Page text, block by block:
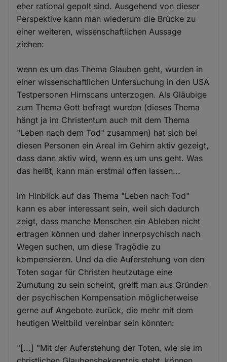
eher rational gepolt sind. Ausgehend von dieser
Perspektive kann man wiederum die Brücke zu
einer weiteren, wissenschaftlichen Aussage
ziehen:
wenn es um das Thema Glauben geht, wurden in
einer wissenschaftlichen Untersuchung in den USA
Testpersonen Hirnscans unterzogen. Als Gläubige
zum Thema Gott befragt wurden (dieses Thema
hängt ja im Christentum auch mit dem Thema
"Leben nach dem Tod" zusammen) hat sich bei
diesen Personen ein Areal im Gehirn aktiv gezeigt,
dass dann aktiv wird, wenn es um uns geht. Was
das heißt, kann man erstmal offen lassen...
im Hinblick auf das Thema "Leben nach Tod"
kann es aber interessant sein, weil sich dadurch
zeigt, dass manche Menschen ein Ableben nicht
ertragen können und daher innerpsychisch nach
Wegen suchen, um diese Tragödie zu
kompensieren. Und da die Auferstehung von den
Toten sogar für Christen heutzutage eine
Zumutung zu sein scheint, greift man aus Gründen
der psychischen Kompensation möglicherweise
gerne auf Angebote zurück, die mehr mit dem
heutigen Weltbild vereinbar sein könnten:
"[...] "Mit der Auferstehung der Toten, wie sie im